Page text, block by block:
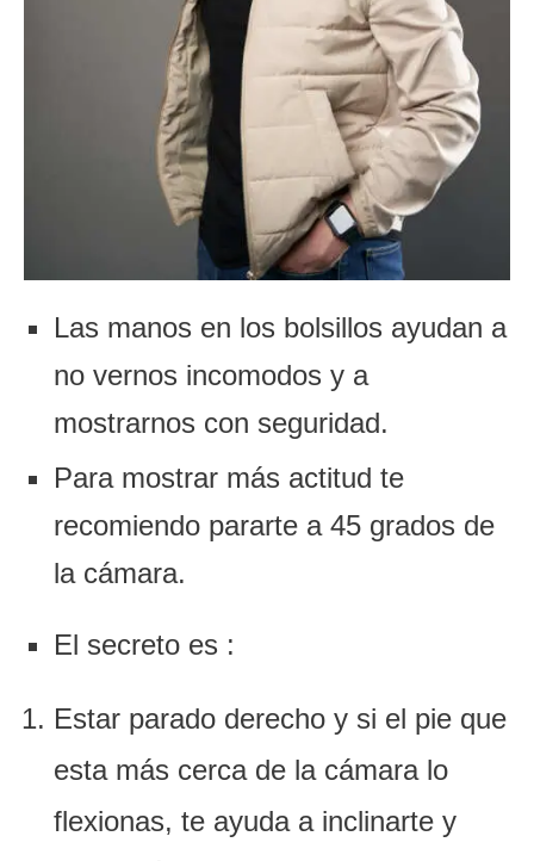
Las manos en los bolsillos ayudan a
no vernos incomodos y a
mostrarnos con seguridad.
Para mostrar más actitud te
recomiendo pararte a 45 grados de
la cámara.
El secreto es :
Estar parado derecho y si el pie que
esta más cerca de la cámara lo
flexionas, te ayuda a inclinarte y